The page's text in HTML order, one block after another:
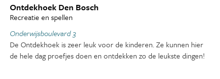
Ontdekhoek Den Bosch
Recreatie en spellen
Onderwijsboulevard 3
De Ontdekhoek is zeer leuk voor de kinderen. Ze kunnen hier
de hele dag proefjes doen en ontdekken zo de leukste dingen!